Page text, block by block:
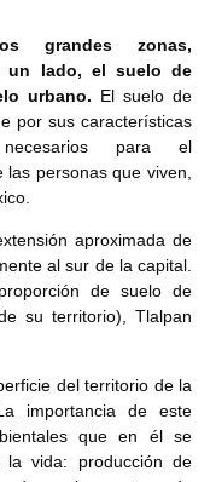
grandes zonas,
un lado, el suelo de
urbano. El suelo de
por sus características
necesarios para el
personas que viven,
aproximada de
al sur de la capital.
de suelo de
su territorio), Tlalpan
del territorio de la
importancia de este
que en él se
la vida: producción de